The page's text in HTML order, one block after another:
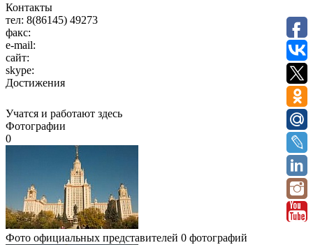
Контакты
тел: 8(86145) 49273
факс:
e-mail:
сайт:
skype:
Достижения
Учатся и работают здесь
Фотографии
0
Фото официальных представителей 0 фотографий